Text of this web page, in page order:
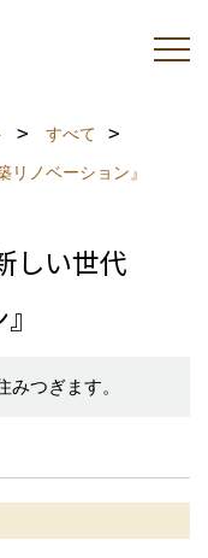
すべて
ノベーション』
しい世代
つぎます。